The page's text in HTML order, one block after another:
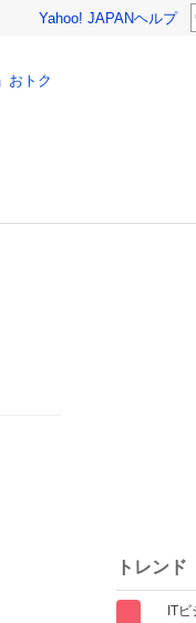
Yahoo! JAPANヘルプ
おトク
トレンド
IT